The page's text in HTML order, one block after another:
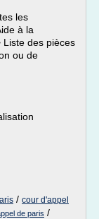
les
à la
des pièces
ou de
/ cour d'appel
de paris /